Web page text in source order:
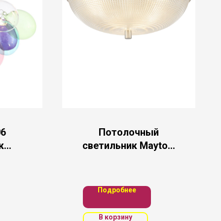
Потолочный
светильник Maytoni
Подробнее
В корзину